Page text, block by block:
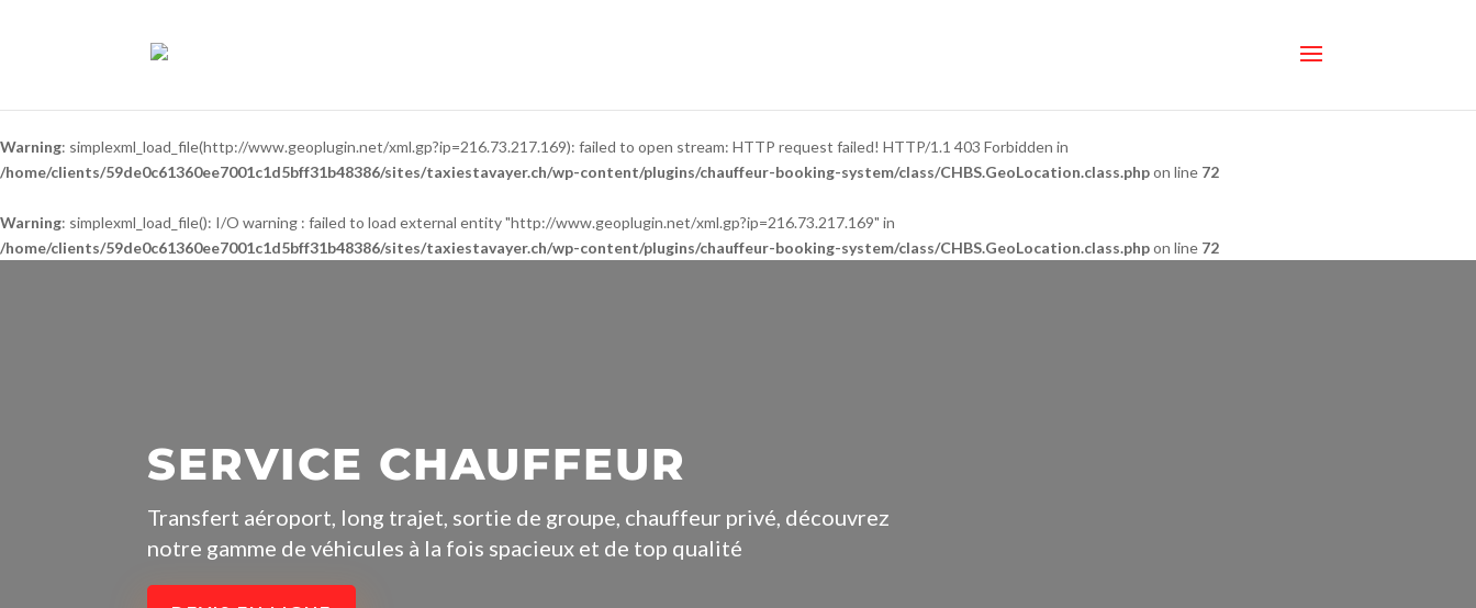
Warning: simplexml_load_file(http://www.geoplugin.net/xml.gp?ip=216.73.217.169): failed to open stream: HTTP request failed! HTTP/1.1 403 Forbidden in
/home/clients/59de0c61360ee7001c1d5bff31b48386/sites/taxiestavayer.ch/wp-content/plugins/chauffeur-booking-system/class/CHBS.GeoLocation.class.phpon line 72
Warning: simplexml_load_file(): I/O warning : failed to load external entity "http://www.geoplugin.net/xml.gp?ip=216.73.217.169" in
/home/clients/59de0c61360ee7001c1d5bff31b48386/sites/taxiestavayer.ch/wp-content/plugins/chauffeur-booking-system/class/CHBS.GeoLocation.class.phpon line 72
SERVICE CHAUFFEUR
Transfert aéroport, long trajet, sortie de groupe, chauffeur privé, découvrez
notre gamme de véhicules à la fois spacieux et de top qualité